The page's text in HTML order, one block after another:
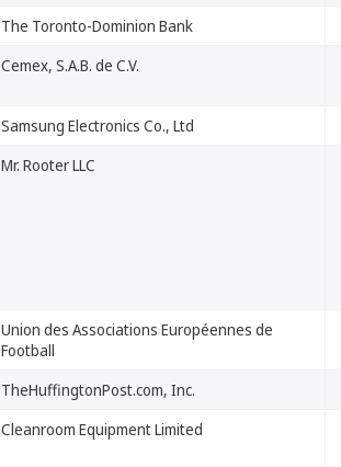
The Toronto-Dominion Bank
Cemex, S.A.B. de C.V.
Samsung Electronics Co., Ltd
Mr. Rooter LLC
Union des Associations Européennes de
Football
TheHuffingtonPost.com, Inc.
Cleanroom Equipment Limited